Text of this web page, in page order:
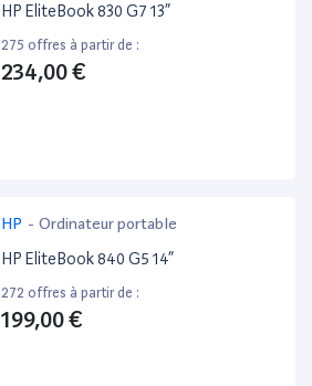
HP EliteBook 830 G7 13”
275 offres à partir de :
234,00 €
HP - Ordinateur portable
HP EliteBook 840 G5 14”
272 offres à partir de :
199,00 €